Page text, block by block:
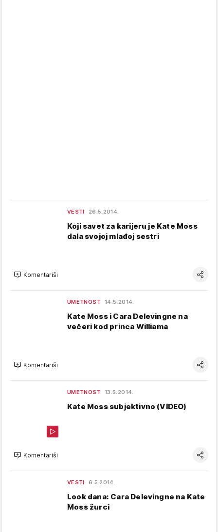
VESTI 26.5.2014.
Koji savet za karijeru je Kate Moss
dala svojoj mlađoj sestri
Komentariši
UMETNOST 14.5.2014.
Kate Moss i Cara Delevingne na
večeri kod princa Williama
Komentariši
UMETNOST 13.5.2014.
Kate Moss subjektivno (VIDEO)
Komentariši
VESTI 6.5.2014.
Look dana: Cara Delevingne na Kate
Moss žurci